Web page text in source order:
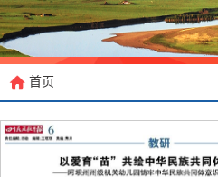
首页